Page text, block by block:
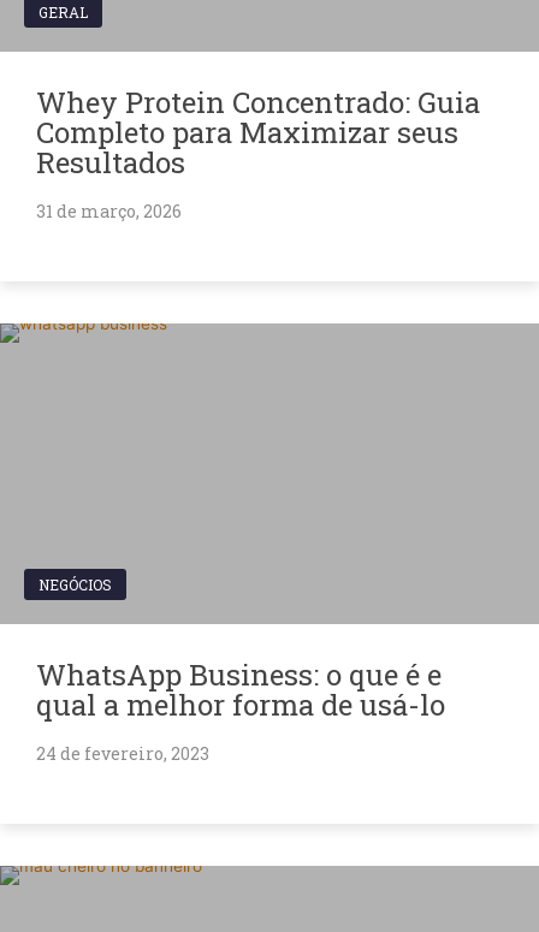
GERAL
Whey Protein Concentrado: Guia
Completo para Maximizar seus
Resultados
31 de março, 2026
NEGÓCIOS
WhatsApp Business: o que é e
qual a melhor forma de usá-lo
24 de fevereiro, 2023